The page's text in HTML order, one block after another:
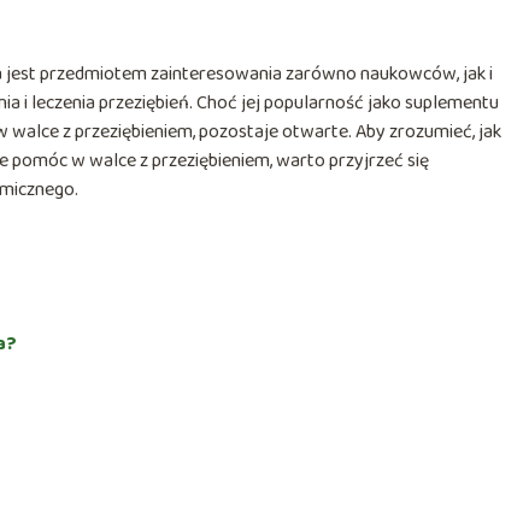
przedmiotem zainteresowania zarówno naukowców, jak i
i leczenia przeziębień. Choć jej popularność jako suplementu
z przeziębieniem, pozostaje otwarte. Aby zrozumieć, jak
pomóc w walce z przeziębieniem, warto przyjrzeć się